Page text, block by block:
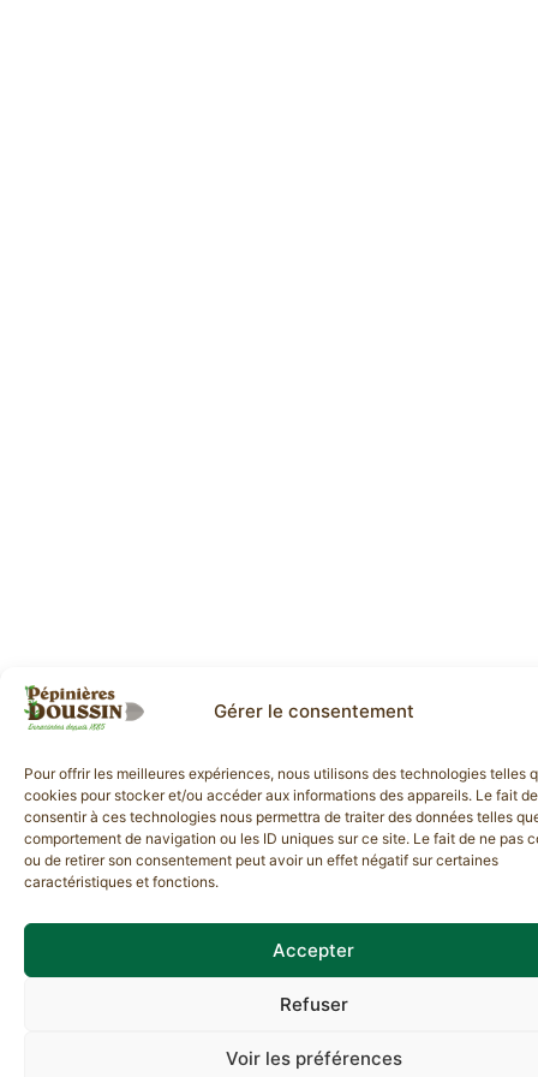
Gérer le consentement
Pour offrir les meilleures expériences, nous utilisons des technologies telles
cookies pour stocker et/ou accéder aux informations des appareils. Le fait de
consentir à ces technologies nous permettra de traiter des données telles
comportement de navigation ou les ID uniques sur ce site. Le fait de ne pas
ou de retirer son consentement peut avoir un effet négatif sur certaines
caractéristiques et fonctions.
Accepter
Refuser
Voir les préférences